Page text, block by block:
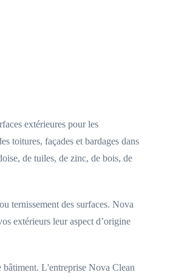
extérieures pour les
toitures, façades et bardages dans
de tuiles, de zinc, de bois, de
ternissement des surfaces. Nova
extérieurs leur aspect d’origine
bâtiment. L'entreprise Nova Clean